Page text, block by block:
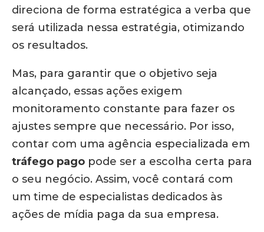
direciona de forma estratégica a verba que
será utilizada nessa estratégia, otimizando
os resultados.
Mas, para garantir que o objetivo seja
alcançado, essas ações exigem
monitoramento constante para fazer os
ajustes sempre que necessário. Por isso,
contar com uma agência especializada em
tráfego pago pode ser a escolha certa para
o seu negócio. Assim, você contará com
um time de especialistas dedicados às
ações de mídia paga da sua empresa.